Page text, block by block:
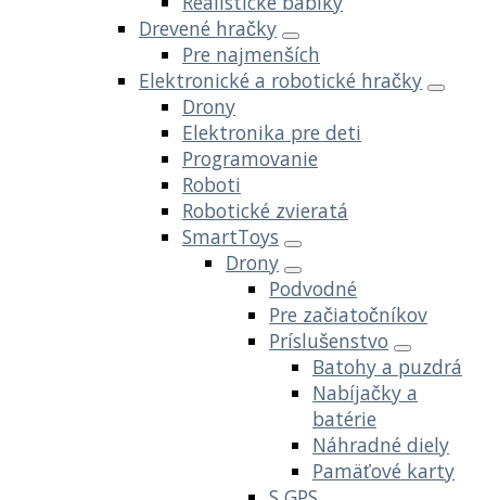
Drevené hračky
Pre najmenších
Elektronické a robotické hračky
Drony
Elektronika pre deti
Programovanie
Roboti
Robotické zvieratá
SmartToys
Drony
Podvodné
Pre začiatočníkov
Príslušenstvo
Batohy a puzdrá
Nabíjačky a
batérie
Náhradné diely
Pamäťové karty